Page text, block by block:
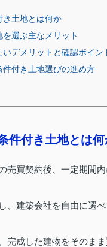
き土地とは何か
を選ぶ主なメリット
デメリットと確認ポイン
件付き土地選びの進め方
件付き土地とは
売買契約後、一定期間
、建築会社を自由に選
完成した建物をそのま